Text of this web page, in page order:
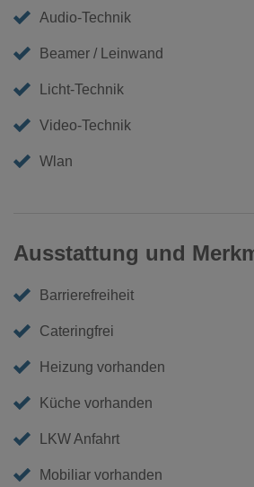
Audio-Technik
Beamer / Leinwand
Licht-Technik
Video-Technik
Wlan
Ausstattung und
Barrierefreiheit
Cateringfrei
Heizung vorhanden
Küche vorhanden
LKW Anfahrt
Mobiliar vorhanden